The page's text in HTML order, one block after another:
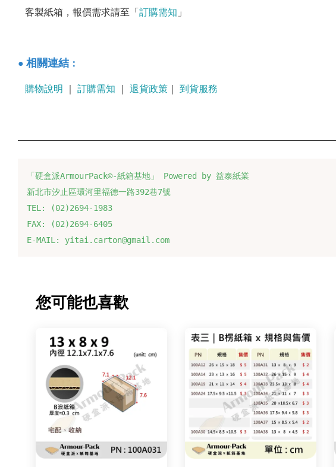
客製紙箱，報價需求請至「 訂購需知 」
● 相關連結 ：
購物說明 訂購需知 退貨政策 到貨服務
「硬盒派ArmourPack©-紙箱基地」 Powered by 益泰紙業
新北市汐止區環河里福德一路392巷7號
TEL: (02)2694-1983
FAX: (02)2694-6405
E-MAIL: yitai.carton@gmail.com
您可能也喜歡